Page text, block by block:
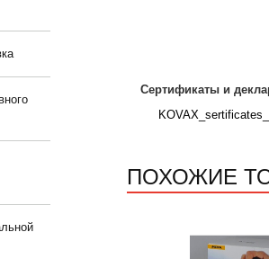
Сертификаты и
ПОХОЖИЕ